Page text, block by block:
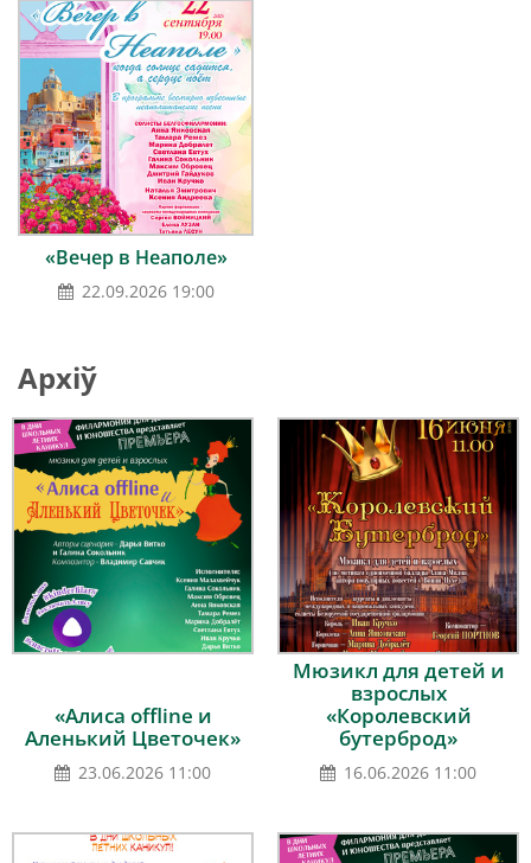
«Вечер в Неаполе»
22.09.2026 19:00
Архіў
«Алиса offline и
Аленький Цветочек»
23.06.2026 11:00
Мюзикл для детей и
взрослых
«Королевский
бутерброд»
16.06.2026 11:00